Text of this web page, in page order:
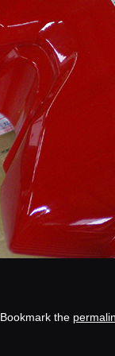
Bookmark the